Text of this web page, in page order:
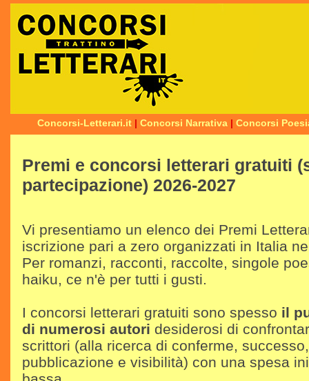
Concorsi-Letterari.it | Concorsi Narrativa | Concorsi
Premi e concorsi letterari gratuiti
partecipazione) 2026-2027
Vi presentiamo un elenco dei Premi
iscrizione pari a zero organizzati in Italia
Per romanzi, racconti, raccolte, singole
haiku, ce n'è per tutti i gusti.
I concorsi letterari gratuiti sono spesso il
di numerosi autori desiderosi di
scrittori (alla ricerca di conferme,
pubblicazione e visibilità) con una spesa